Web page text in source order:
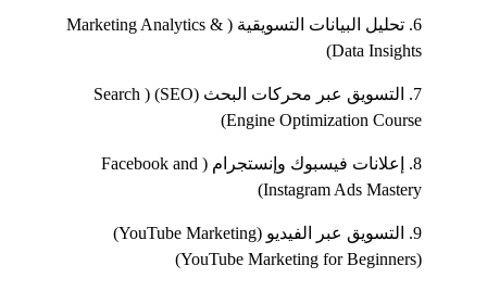
6. تحليل البيانات التسويقية (Marketing Analytics &
Data Insights)
7. التسويق عبر محركات البحث (SEO) (Search
Engine Optimization Course)
8. إعلانات فيسبوك وإنستجرام (Facebook and
Instagram Ads Mastery)
9. التسويق عبر الفيديو (YouTube Marketing)
(YouTube Marketing for Beginners)